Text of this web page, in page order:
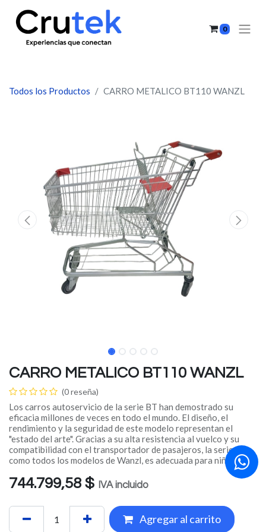
0
Todos los Productos CARRO METALICO BT110 WANZL
CARRO METALICO BT110 WANZL
(0 reseña)
Los carros autoservicio de la serie BT han demostrado su
eficacia millones de veces en todo el mundo. El diseño, el
rendimiento y la seguridad de este modelo representan el
"estado del arte". Gracias a su alta resistencia al vuelco y su
compatibilidad con el transportador de pasajeros, la serie BT,
como todos los modelos de Wanzl, es adecuada para niños.
744.799,58 $ IVA incluido
Agregar al carrito